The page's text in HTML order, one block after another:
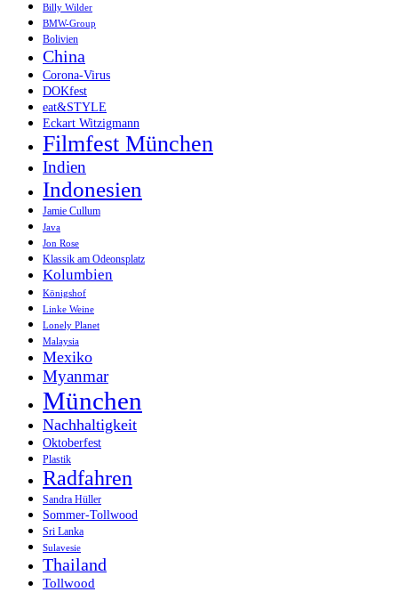
Billy Wilder
BMW-Group
Bolivien
China
Corona-Virus
DOKfest
eat&STYLE
Eckart Witzigmann
Filmfest München
Indien
Indonesien
Jamie Cullum
Java
Jon Rose
Klassik am Odeonsplatz
Kolumbien
Königshof
Linke Weine
Lonely Planet
Malaysia
Mexiko
Myanmar
München
Nachhaltigkeit
Oktoberfest
Plastik
Radfahren
Sandra Hüller
Sommer-Tollwood
Sri Lanka
Sulavesie
Thailand
Tollwood